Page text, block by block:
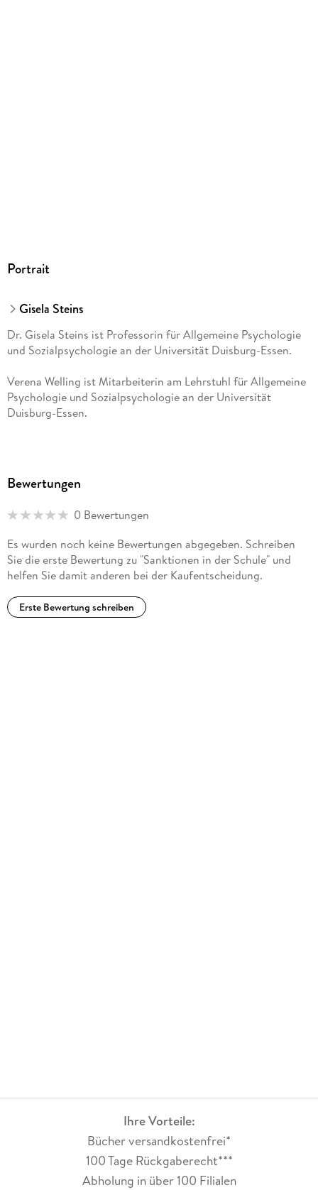
Portrait
Gisela Steins
Dr. Gisela Steins ist Professorin für Allgemeine Psychologie
und Sozialpsychologie an der Universität Duisburg-Essen.
Verena Welling ist Mitarbeiterin am Lehrstuhl für Allgemeine
Psychologie und Sozialpsychologie an der Universität
Duisburg-Essen.
Bewertungen
0 Bewertungen
Es wurden noch keine Bewertungen abgegeben. Schreiben
Sie die erste Bewertung zu "Sanktionen in der Schule" und
helfen Sie damit anderen bei der Kaufentscheidung.
Erste Bewertung schreiben
Ihre Vorteile:
Bücher versandkostenfrei*
100 Tage Rückgaberecht***
Abholung in über 100 Filialen